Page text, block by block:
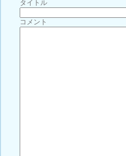
タイトル
コメント